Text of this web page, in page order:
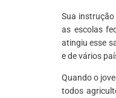
Sua
as escolas
atingiu esse
e de vários
Quando o
todos